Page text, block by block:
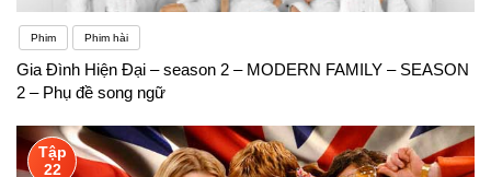
Phim Phim hài
Gia Đình Hiện Đại – season 2 – MODERN FAMILY – SEASON
2 – Phụ đề song ngữ
Tập
22